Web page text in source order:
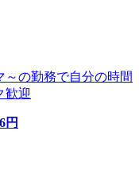
～の勤務で自分の時間
歓迎
円